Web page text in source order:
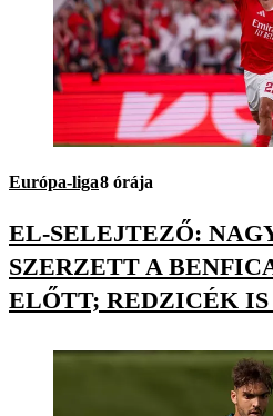
Európa-liga8 órája
EL-SELEJTEZŐ:
SZERZETT A
ELŐTT; REDZICÉK